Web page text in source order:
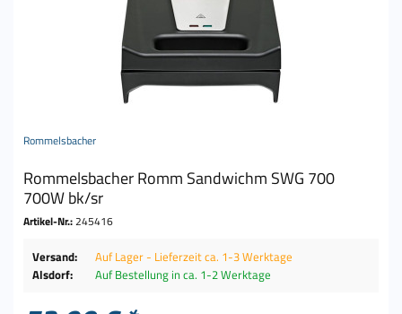
Rommelsbacher
Rommelsbacher Romm Sandwichm SWG 700
700W bk/sr
Artikel-Nr.:245416
Versand:
Auf Lager - Lieferzeit ca. 1-3 Werktage
Alsdorf:
Auf Bestellung in ca. 1-2 Werktage